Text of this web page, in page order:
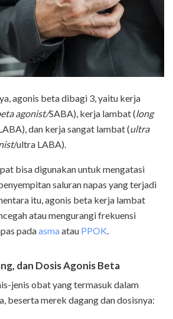
agonis beta dibagi 3, yaitu kerja
agonist/SABA), kerja lambat (long
dan kerja sangat lambat (ultra
/ultra LABA).
bisa digunakan untuk mengatasi
saluran napas yang terjadi
itu, agonis beta kerja lambat
atau mengurangi frekuensi
padaasmaatau PPOK.
dan Dosis Agonis Beta
jenis obat yang termasuk dalam
beserta merek dagang dan dosisnya: